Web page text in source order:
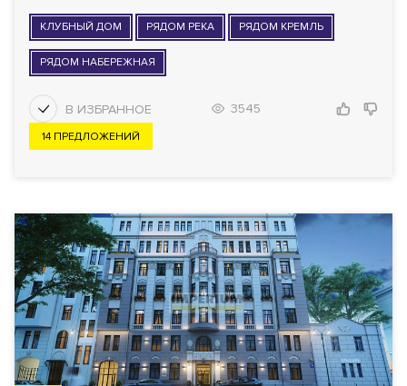
КЛУБНЫЙ ДОМ РЯДОМ РЕКА РЯДОМ КРЕМЛЬ
РЯДОМ НАБЕРЕЖНАЯ
3545
14 ПРЕДЛОЖЕНИЙ